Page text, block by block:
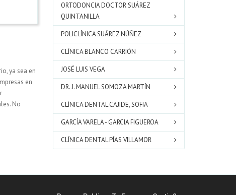
ya sea en
en
No
ORTODONCIA DOCTOR SUÁREZ
QUINTANILLA
POLICLÍNICA SUÁREZ NÚÑEZ
CLÍNICA BLANCO CARRIÓN
JOSÉ LUIS VEGA
DR. J. MANUEL SOMOZA MARTÍN
CLÍNICA DENTAL CAJIDE, SOFIA
GARCÍA VARELA - GARCIA FIGUEROA
CLÍNICA DENTAL PÍAS VILLAMOR